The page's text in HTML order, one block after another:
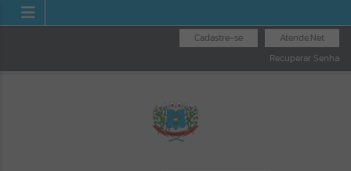
Atende.Net
Cadastre-se
Recuperar Senha